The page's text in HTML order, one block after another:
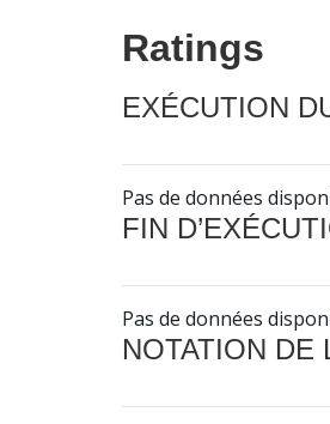
Ratings
EXÉCUTION
Pas de données
FIN
Pas de données
NOTATION DE